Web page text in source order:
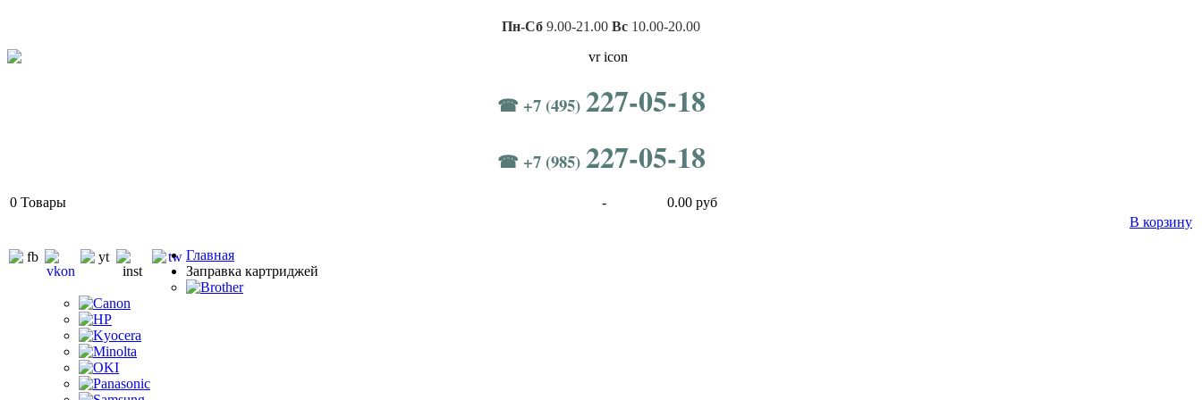
Пн-Сб 9.00-21.00 Вс 10.00-20.00
☎ +7 (495) 227-05-18
☎ +7 (985) 227-05-18
0 Товары -
0.00 руб
В корзину
Главная
Заправка картриджей